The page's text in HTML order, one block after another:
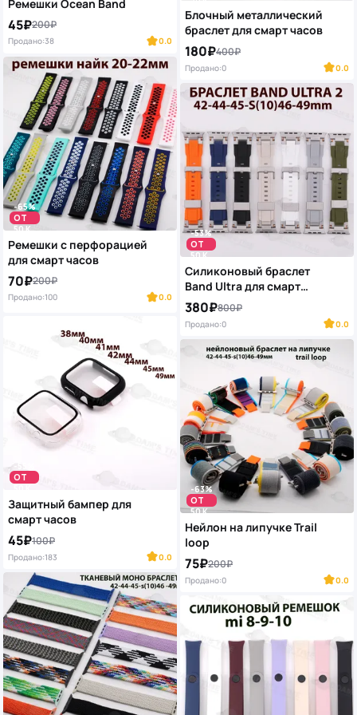
Ремешки Осеan Band
45₽200₽
0.0
Продано:38
Блочный металлический
браслет для смарт часов
180₽400₽
0.0
Продано:0
-65%
ОТ
50 K
Ремешки с перфорацией
для смарт часов
70₽200₽
0.0
Продано:100
-53%
ОТ
50 K
Силиконовый браслет
Band Ultra для смарт
часов
380₽800₽
0.0
Продано:0
ОТ
Защитный бампер для
смарт часов
45₽100₽
0.0
Продано:183
-63%
ОТ
50 K
Нейлон на липучке Trail
loop
75₽200₽
0.0
Продано:0